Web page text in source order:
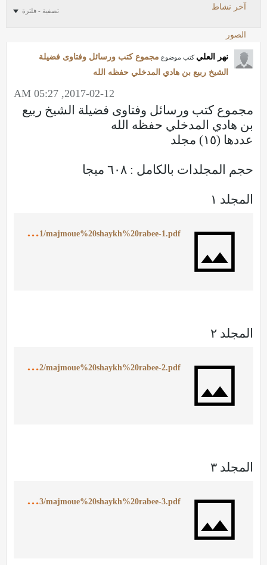
آخر نشاط
الصور
تصفية - فلترة
نهر العلي كتب موضوع مجموع كتب ورسائل وفتاوى فضيلة
الشيخ ربيع بن هادي المدخلي حفظه الله
2017-02-12, 05:27 AM
مجموع كتب ورسائل وفتاوى فضيلة الشيخ ربيع
بن هادي المدخلي حفظه الله
عددها (١٥) مجلد
حجم المجلدات بالكامل : ٦٠٨ ميجا
المجلد ١
h
ttps://ia801401.us.archive.org/7/items/MajmoueShaykhRabee1/majmoue%20shaykh%20rabee-1.pdf
المجلد ٢
h
ttps://ia902508.us.archive.org/0/items/MajmoueShaykhRabee2/majmoue%20shaykh%20rabee-2.pdf
المجلد ٣
h
ttps://ia902504.us.archive.org/1/items/MajmoueShaykhRabee3/majmoue%20shaykh%20rabee-3.pdf